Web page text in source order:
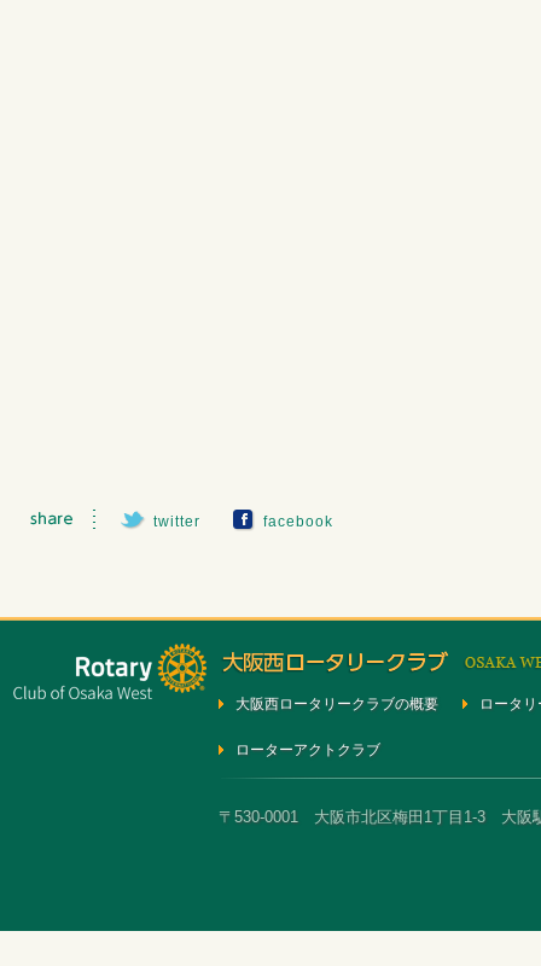
twitter facebook
大阪西ロータリークラブの概要 ロータ
ローターアクトクラブ
〒530-0001 大阪市北区梅田1丁目1-3 大阪